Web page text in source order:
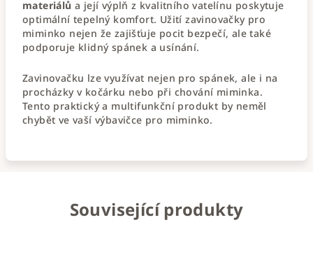
materiálů a její výplň z kvalitního vatelínu poskytuje
optimální tepelný komfort. Užití zavinovačky pro
miminko nejen že zajišťuje pocit bezpečí, ale také
podporuje klidný spánek a usínání.
Zavinovačku lze využívat nejen pro spánek, ale i na
procházky v kočárku nebo při chování miminka.
Tento praktický a multifunkční produkt by neměl
chybět ve vaší výbavičce pro miminko.
Související produkty